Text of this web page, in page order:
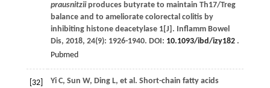
prausnitziiproduces butyrate to maintain Th17/Treg
balance and to ameliorate colorectal colitis by
inhibiting histone deacetylase 1[J]. Inflamm Bowel
Dis, 2018, 24(9): 1926-1940. DOI: 10.1093/ibd/izy182.
Pubmed
[32] Yi C, Sun W, Ding L, et al. Short-chain fatty acids